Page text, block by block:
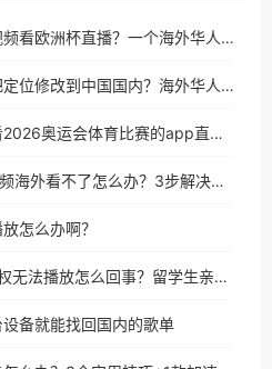
马来西亚怎么用腾讯视频看欧洲杯直播？一个海外华人的真实困扰与破解
在美国用百合网怎么把定位修改到中国国内？海外华人必备的回国加速指南
在海外，如何优雅地看2026奥运会体育比赛的app直播？
海外党必看：CCTV视频海外看不了怎么办？3步解决地区限制+追剧自由
怎么办啊？
在国外QQ音乐因为版权无法播放怎么回事？留学生亲测有效的解决办法
备就能找回国内的歌单